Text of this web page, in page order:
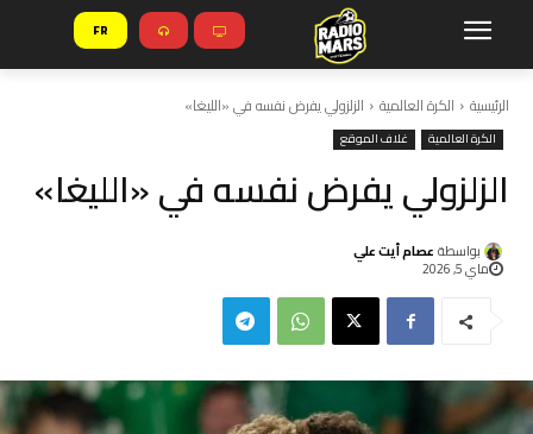
FR
الرئيسية الكرة العالمية الزلزولي يفرض نفسه في «الليغا»
الكرة العالمية غلاف الموقع
الزلزولي يفرض نفسه في «الليغا»
بواسطة عصام أيت علي
ماي 5, 2026